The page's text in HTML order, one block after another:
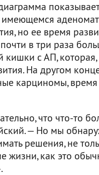
но ее время
в три раза
с АП, которая,
На другом
карциномы,
что что-то
— Но мы
решения, не
жизни, как это